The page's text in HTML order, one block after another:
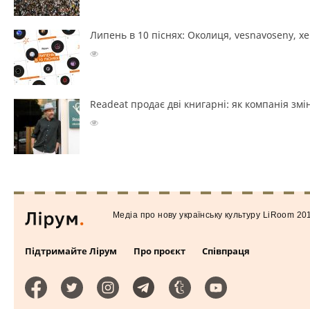
Липень в 10 піснях: Околиця, vesnavoseny,
Readeat продає дві книгарні: як компанія
Підтримайте Лірум Про проєкт Співпраця
Медiа про нову українську культуру LiRoom